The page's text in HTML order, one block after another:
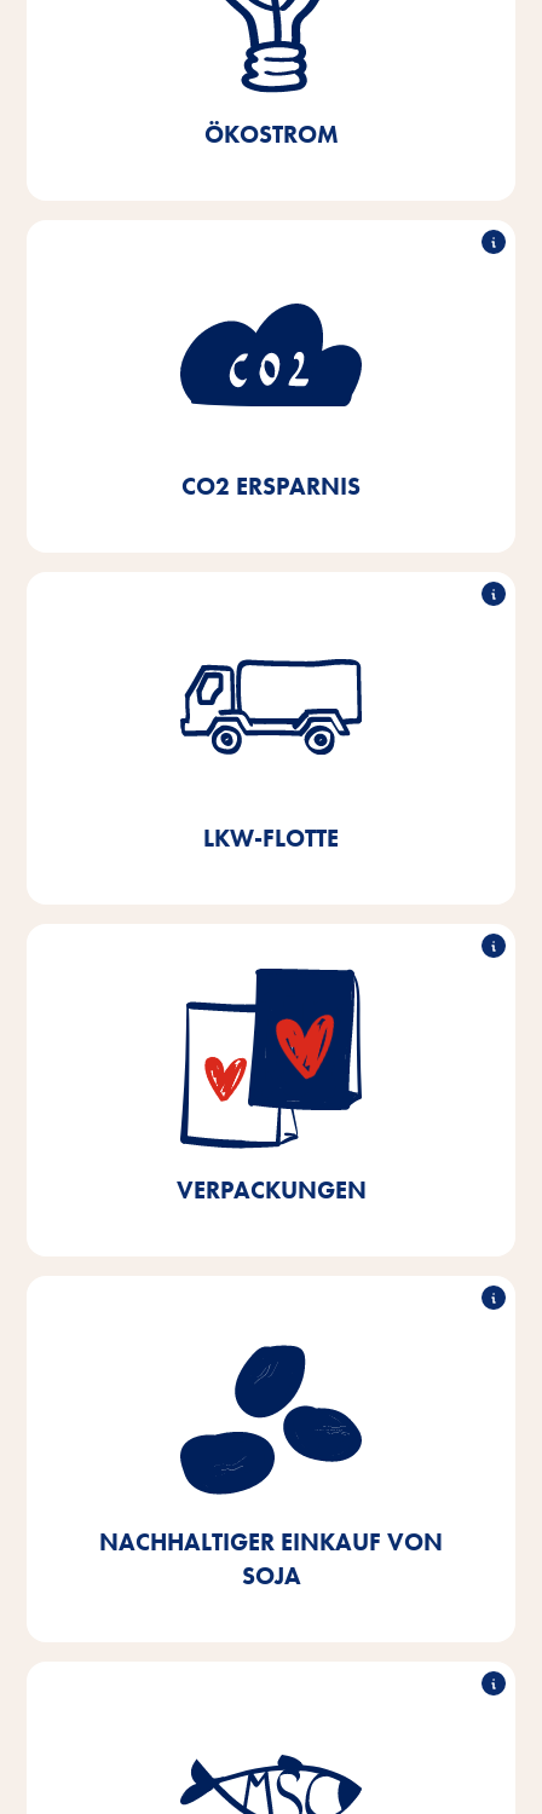
ÖKOSTROM
Produktionsstätten, unserem Zentrallager und der
Verwaltung am Standort Bremen/Niedersachsen.
Dadurch konnte eine CO
2
Ersparnis von 40%
CO2 ERSPARNIS
50% weniger CO
Durch die Nutzung von Ökostrom und die Umstellung
auf Nahwärmsysteme und Brennwertkessel unserer
Heizungseinrichtungen sowie den Einsatz von LED-
LKW-FLOTTE
Reduktion der LKW-Flotte
um 50%
Durch die Errichtung eines voll automatisierten
VERPACKUNGEN
90% recyclingfähig
In unseren Produktionsstätten in Bremen und
Niedersachen verwenden wir schon zu über 90%
recyclingfähige Verpackungen. Bis 2025 streben wir
100% recyclingfähige Verpackungen der in Bremen
und Niedersachsen produzierten Produkte sowie
eine Kunststoffreduktion um 10% an.
NACHHALTIGER EINKAUF VON
SOJA
Nachhaltiger Einkauf von Soja
Unser Ziel ist es, Soja aus europäischem Ursprung
oder zertifizierten Quellen zu beziehen. Bis 2025
wollen wir dies zu 100% erreicht haben – heute
Nachhaltiger Einkauf von Fisch
Bis 2025 streben wir an, die Fisch- und